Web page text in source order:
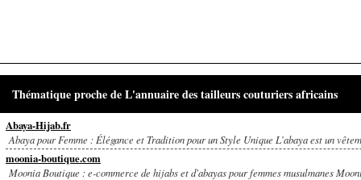
Thématique proche de L'annuaire des tailleurs couturiers africains
Abaya-Hijab.fr
Abaya pour Femme : Élégance et Tradition pour un Style Unique L’abaya est un
moonia-boutique.com
Moonia Boutique : e-commerce de hijabs et d'abayas pour femmes musulmanes